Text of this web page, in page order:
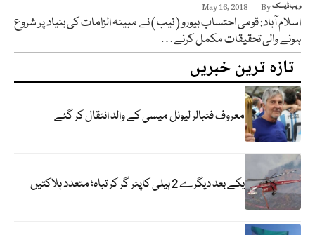
May 16, 2018 Byویب ڈیسک
اسلام آباد: قومی احتساب بیورو ( نیب ) نے مبینہ الزامات کی بنیاد پر شروع
ہونے والی تحقیقات مکمل کرنے…
تازہ ترین خبریں
معروف فٹبالر لیونل میسی کے والد انتقال کر گئے
یکے بعد دیگرے 2 ہیلی کاپٹر گر کر تباہ؛ متعدد ہلاکتیں